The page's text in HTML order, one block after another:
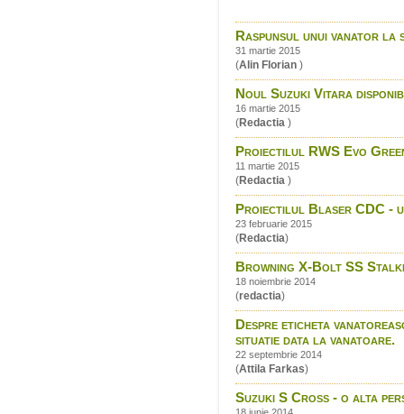
Raspunsul unui vanator la
31 martie 2015
(Alin Florian )
Noul Suzuki Vitara
16 martie 2015
(Redactia )
Proiectilul RWS Evo
11 martie 2015
(Redactia )
Proiectilul Blaser CDC -
23 februarie 2015
(Redactia)
Browning X-Bolt SS
18 noiembrie 2014
(redactia)
Despre eticheta
situatie data la vanatoare.
22 septembrie 2014
(Attila Farkas)
Suzuki S Cross - o alta